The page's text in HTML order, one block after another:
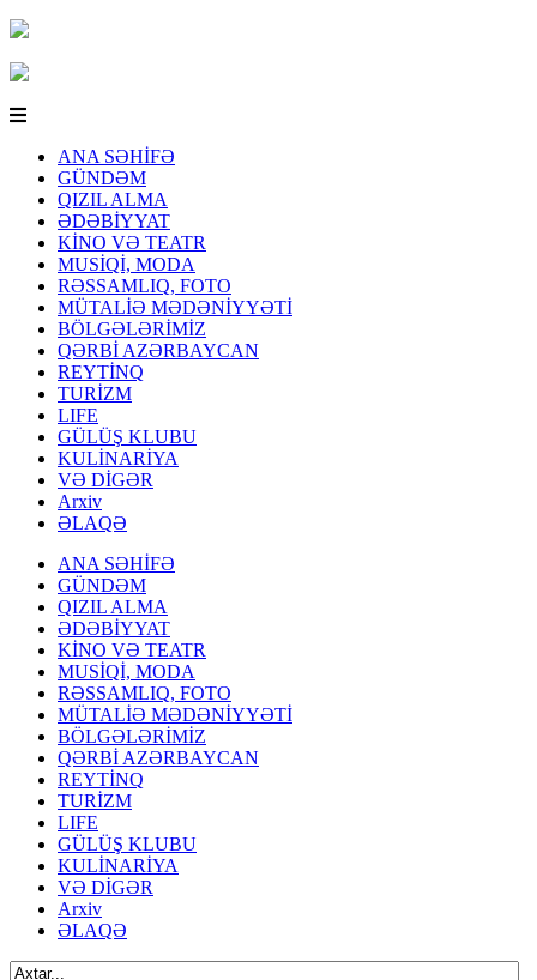
ANA SƏHİFƏ
GÜNDƏM
QIZIL ALMA
ƏDƏBİYYAT
KİNO VƏ TEATR
MUSİQİ, MODA
RƏSSAMLIQ, FOTO
MÜTALİƏ MƏDƏNİYYƏTİ
BÖLGƏLƏRİMİZ
QƏRBİ AZƏRBAYCAN
REYTİNQ
TURİZM
LIFE
GÜLÜŞ KLUBU
KULİNARİYA
VƏ DİGƏR
Arxiv
ƏLAQƏ
ANA SƏHİFƏ
GÜNDƏM
QIZIL ALMA
ƏDƏBİYYAT
KİNO VƏ TEATR
MUSİQİ, MODA
RƏSSAMLIQ, FOTO
MÜTALİƏ MƏDƏNİYYƏTİ
BÖLGƏLƏRİMİZ
QƏRBİ AZƏRBAYCAN
REYTİNQ
TURİZM
LIFE
GÜLÜŞ KLUBU
KULİNARİYA
VƏ DİGƏR
Arxiv
ƏLAQƏ